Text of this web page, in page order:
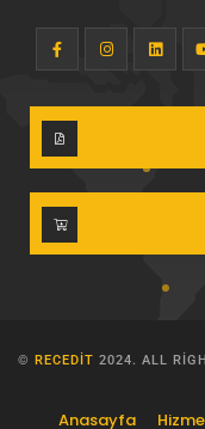
© RECEDIT 2024. ALL
Anasayfa